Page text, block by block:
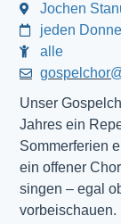
Jochen
jeden
alle
Unser
Jahres ein
Sommerferien
ein offener
singen – egal
vorbeischauen.